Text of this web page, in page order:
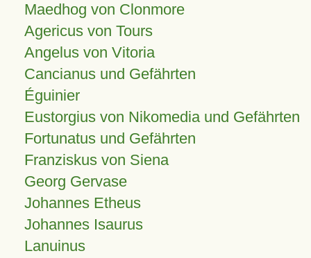
Maedhog von Clonmore
Agericus von Tours
Angelus von Vitoria
Cancianus und Gefährten
Éguinier
Eustorgius von Nikomedia und Gefährten
Fortunatus und Gefährten
Franziskus von Siena
Georg Gervase
Johannes Etheus
Johannes Isaurus
Lanuinus